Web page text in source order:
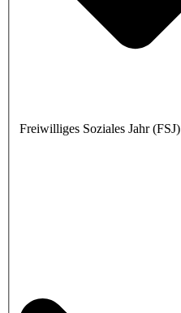
Freiwilliges Soziales Jahr (FSJ)